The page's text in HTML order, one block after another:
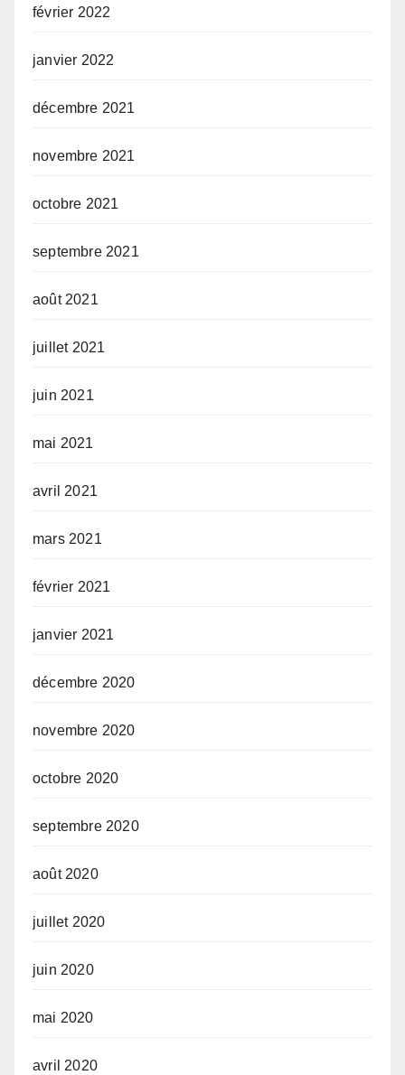
février 2022
janvier 2022
décembre 2021
novembre 2021
octobre 2021
septembre 2021
août 2021
juillet 2021
juin 2021
mai 2021
avril 2021
mars 2021
février 2021
janvier 2021
décembre 2020
novembre 2020
octobre 2020
septembre 2020
août 2020
juillet 2020
juin 2020
mai 2020
avril 2020